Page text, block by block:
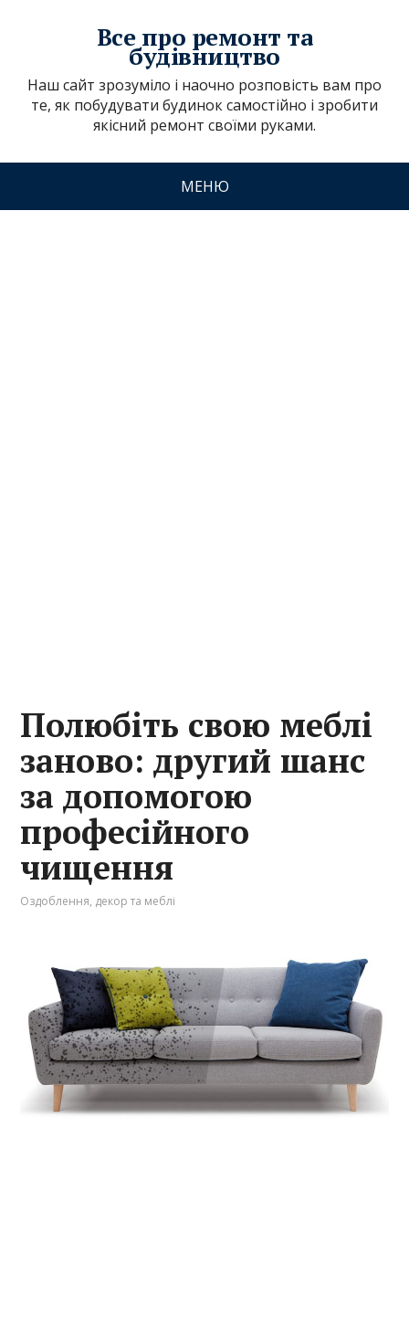
Все про ремонт та
будівництво
Наш сайт зрозуміло і наочно розповість вам про
те, як побудувати будинок самостійно і зробити
якісний ремонт своїми руками.
МЕНЮ
Полюбіть свою меблі
заново: другий шанс
за допомогою
професійного
чищення
Оздоблення, декор та меблі